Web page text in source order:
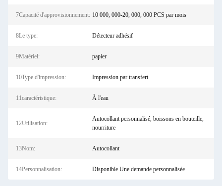
7Capacité d'approvisionnement: 10 000, 000-20, 000, 000 PCS par mois
8Le type: Détecteur adhésif
9Matériel: papier
10Type d'impression: Impression par transfert
11caractéristique: À l'eau
12Utilisation:
Autocollant personnalisé, boissons en bouteille,
nourriture
13Nom: Autocollant
14Personnalisation: Disponible Une demande personnalisée